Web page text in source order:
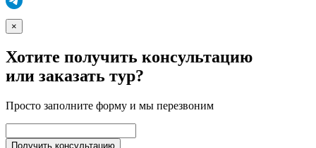
×
Хотите получить консультацию
или заказать тур?
Просто заполните форму и мы перезвоним